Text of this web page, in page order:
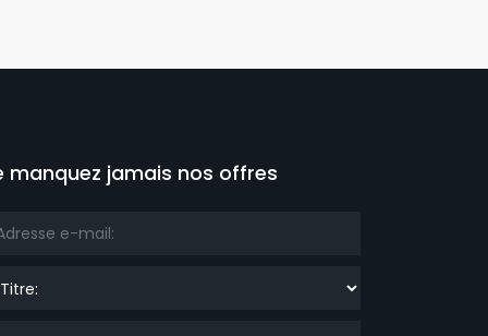
manquez jamais nos offres